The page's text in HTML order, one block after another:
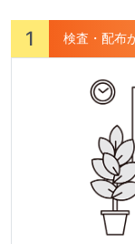
1 検査・配布